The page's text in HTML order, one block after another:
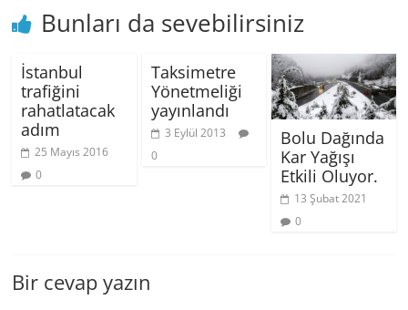
Bunları da sevebilirsiniz
İstanbul
trafiğini
rahatlatacak
adım
25 Mayıs 2016
0
Taksimetre
Yönetmeliği
yayınlandı
3 Eylül 2013
0
Bolu Dağında
Kar Yağışı
Etkili Oluyor.
13 Şubat 2021
0
Bir cevap yazın